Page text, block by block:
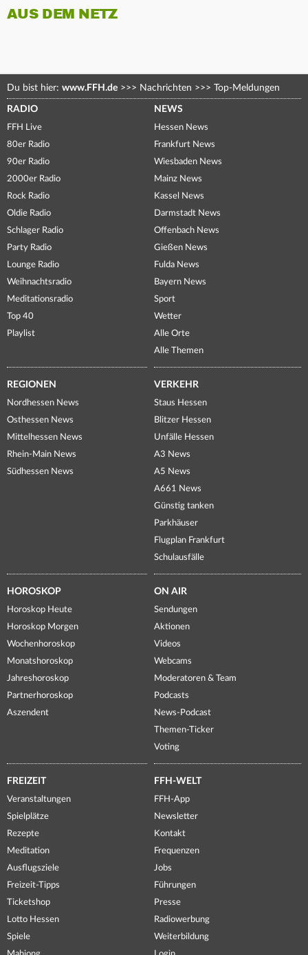
AUS DEM NETZ
Du bist hier: www.FFH.de >>> Nachrichten >>> Top-Meldungen
RADIO
FFH Live
80er Radio
90er Radio
2000er Radio
Rock Radio
Oldie Radio
Schlager Radio
Party Radio
Lounge Radio
Weihnachtsradio
Meditationsradio
Top 40
Playlist
NEWS
Hessen News
Frankfurt News
Wiesbaden News
Mainz News
Kassel News
Darmstadt News
Offenbach News
Gießen News
Fulda News
Bayern News
Sport
Wetter
Alle Orte
Alle Themen
REGIONEN
Nordhessen News
Osthessen News
Mittelhessen News
Rhein-Main News
Südhessen News
VERKEHR
Staus Hessen
Blitzer Hessen
Unfälle Hessen
A3 News
A5 News
A661 News
Günstig tanken
Parkhäuser
Flugplan Frankfurt
Schulausfälle
HOROSKOP
Horoskop Heute
Horoskop Morgen
Wochenhoroskop
Monatshoroskop
Jahreshoroskop
Partnerhoroskop
Aszendent
ON AIR
Sendungen
Aktionen
Videos
Webcams
Moderatoren & Team
Podcasts
News-Podcast
Themen-Ticker
Voting
FREIZEIT
Veranstaltungen
Spielplätze
Rezepte
Meditation
Ausflugsziele
Freizeit-Tipps
Ticketshop
Lotto Hessen
Spiele
FFH-WELT
FFH-App
Newsletter
Kontakt
Frequenzen
Jobs
Führungen
Presse
Radiowerbung
Weiterbildung